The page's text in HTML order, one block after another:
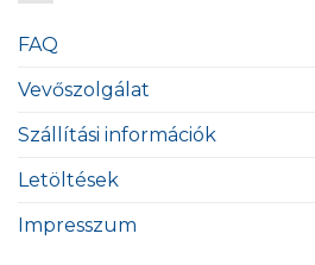
FAQ
Vevőszolgálat
Szállítási információk
Letöltések
Impresszum